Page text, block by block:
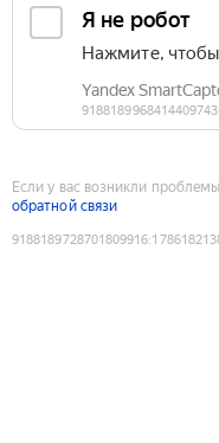
Если у вас возникли
обратной связи
9188189728701809916: